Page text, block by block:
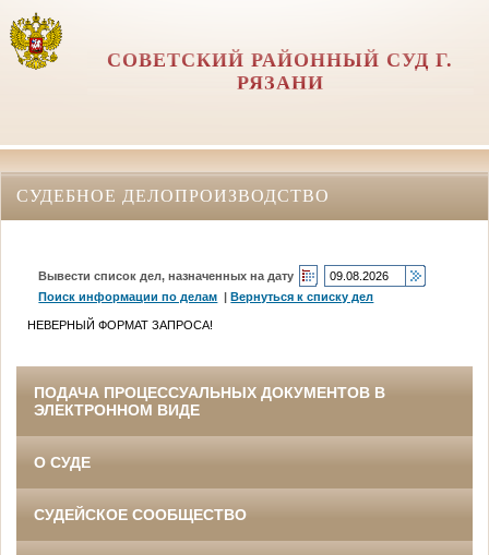
СОВЕТСКИЙ РАЙОННЫЙ СУД Г.
РЯЗАНИ
СУДЕБНОЕ ДЕЛОПРОИЗВОДСТВО
Вывести список дел, назначенных на дату
Поиск информации по делам |Вернуться к списку дел
НЕВЕРНЫЙ ФОРМАТ ЗАПРОСА!
ПОДАЧА ПРОЦЕССУАЛЬНЫХ ДОКУМЕНТОВ В
ЭЛЕКТРОННОМ ВИДЕ
О СУДЕ
СУДЕЙСКОЕ СООБЩЕСТВО